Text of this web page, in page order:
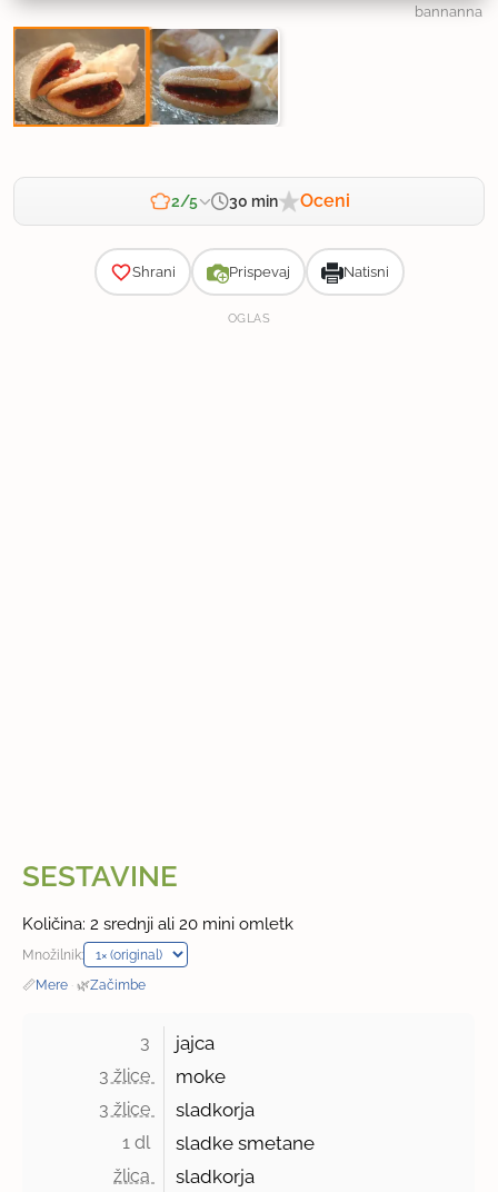
bannanna
2/5 30 min Oceni
Shrani Prispevaj Natisni
OGLAS
SESTAVINE
Količina: 2 srednji ali 20 mini omletk
Množilnik:
📏Mere · 🌿Začimbe
3 jajca
3 žlice moke
3 žlice sladkorja
1 dl sladke smetane
žlica sladkorja